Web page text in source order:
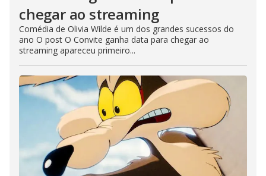
chegar ao streaming
Comédia de Olivia Wilde é um dos grandes sucessos do
ano O post O Convite ganha data para chegar ao
streaming apareceu primeiro...